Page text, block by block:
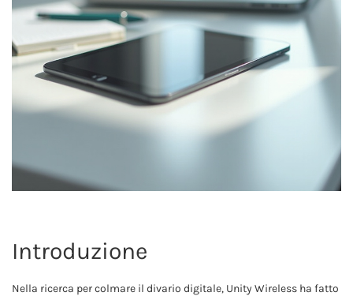
Introduzione
Nella ricerca per colmare il divario digitale, Unity Wireless ha fatto